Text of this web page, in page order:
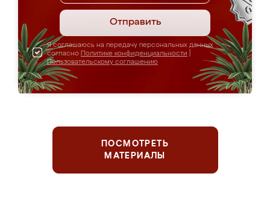
Отправить
Я соглашаюсь на передачу персональных данных
согласно Политике конфиденциальности
Пользовательскому соглашению
ПОСМОТРЕТЬ
МАТЕРИАЛЫ